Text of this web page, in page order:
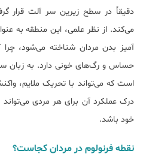
دقیقاً در سطح زیرین سر آلت قرار
می‌کند. از نظر علمی، این منطقه به
آمیز بدن مردان شناخته می‌شود، چرا
حساس و رگ‌های خونی دارد. به زبان
است که می‌تواند با تحریک ملایم،
درک عملکرد آن برای هر مردی
خود باشد.
نقطه فرنولوم در مردان کجاست؟